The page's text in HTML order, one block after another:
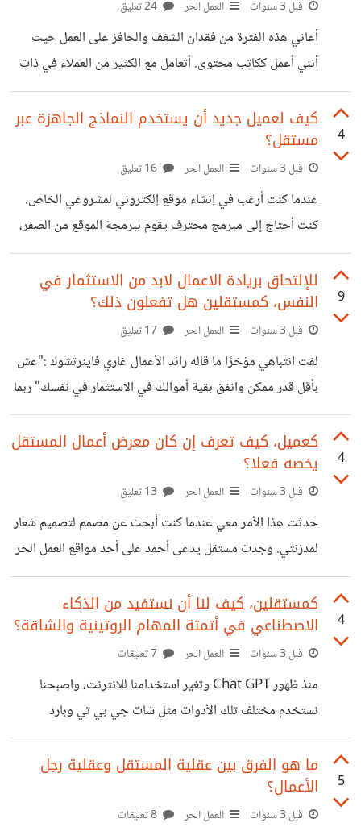
بالسوق. لذا أريد أن استفيد من تجاربكم بالأمر، وكيف تتغلبون
على هذه المشكلة؟
قبل 3 سنوات العمل الحر
أعاني هذه الفترة من فقدان الشغف والحافز على العمل حيث
أنني أعمل ككاتب محتوى. أتعامل مع الكثير من العملاء في ذات
الوقت وعلى الكثير من المشاريع، ولكني أصبحت لا أشعر
بالحماس أو الحافز على مواصلة العمل. أصبحت أقوم بالأعمال
بشكل روتيني وممل، وأحياناً أؤجلها أو أتغيب عن المواعيد
واجهت مثل هذه المشكلة من قبل؟ وما الحل؟ كيف أتغلب على
هذه المشكلة؟
4
كيف لعميل جديد أن يستخدم النماذج الجاهزة عبر
مستقل؟
قبل 3 سنوات العمل الحر
عندما كنت أرغب في إنشاء موقع إلكتروني لمشروعي الخاص.
كنت أحتاج إلى مبرمج محترف يقوم ببرمجة الموقع من الصفر،
ولكني لم أكن أعرف كيف أصف ما أريده بدقة، أو كيف أحدد
الميزانية المناسبة، أو كيف أختار من بين العروض المتعددة التي
تصلني. وبالتالي، كان يضيع مني الكثير من الوقت والجهد دون
الحصول على نتائج مرضية. لحسن الحظ وبالصدفة، اكتشفت أن
هناك حلاً سهلاً وفعالاً لهذه المشكلة، وهو استخدام النماذج
الجاهزة من مستقل. هذه النماذج هي نماذج أُعدت لتسهيل كتابة
9
للإلتحاق بريادة الاعمال لابد من الاستثمار في
النفس، كمستقلين هل تفعلون ذلك؟
قبل 3 سنوات العمل الحر
لفت انتباهي مؤخرًا ما قاله رائد الأعمال غاري فاينرتشوك :"عش
بأقل قدر ممكن وانفق بقية أموالك في الاستثمار في نفسك" ربما
الكثير منا كمستقلين يظن أن أفضل طريقة لزيادة دخله وتحسين
مهاراته هي العمل بجد والقبول بأكبر عدد ممكن من المشاريع.
ولكن هل حقًا هذه الطريقة وحدها تكفي؟ هل فكرنا فيما ما قاله
فاينرتشوك ؟ في الواقع الاستثمار في النفس، من خلال تعلم
مهارات جديدة أو تحسين مهاراتتنا الحالية أو شراء أدوات أو
خدمات تساعدنا على تحسين جودة عملنا وزيادة
4
كعميل، كيف تعرف إن كان معرض أعمال المستقل
يخصه فعلا؟
قبل 3 سنوات العمل الحر
حدثت هذا الأمر معي عندما كنت أبحث عن مصمم لتصميم شعار
لمدزنتي. وجدت مستقل يدعى أحمد على أحد مواقع العمل الحر
وأعجبت بتصاميمه الرائعة التي وضعها في معرض أعماله. راسلته
وطلبت منه تصميم شعار لي وافق على الطلب وبدأ العمل. وعدني
بأن ينتهي من العمل في غضون يومين. بالفعل سلمني العمل،
ولكن ما فجأني بسوء ورداءة العمل المقدم منه، تفأجأت من سوء
العمل، فهذا لا يشبه معرض الأعمال الذي رأيته ابدا، ألغيت
المشروع، بالطبع جائني أنطباع سيء، وأصبحت لا أعرف
4
كمستقلين، كيف لنا أن نستفيد من الذكاء
الاصطناعي في أتمتة المهام الروتينية والشاقة؟
قبل 3 سنوات العمل الحر
منذ ظهور Chat GPT وتغير استخدامنا للانترنت، واصبحنا
نستخدم مختلف تلك الأدوات مثل شات جي بي تي وبارد
وغيرهم، وبصفتي مستقلاً، أعتقد أن الذكاء الاصطناعي يمكن أن
يكون مفيداً جداً في أتمتة المهام الروتينية والشاقة. بعض الأمثلة
على هذه المهام هي: إدارة البريد الإلكتروني، تحديث الحسابات
المالية، ترجمة النصوص، إنشاء التقارير، إجراء الاتصالات، إلخ.
5
ما هو الفرق بين عقلية المستقل وعقلية رجل
الأعمال؟
قبل 3 سنوات العمل الحر